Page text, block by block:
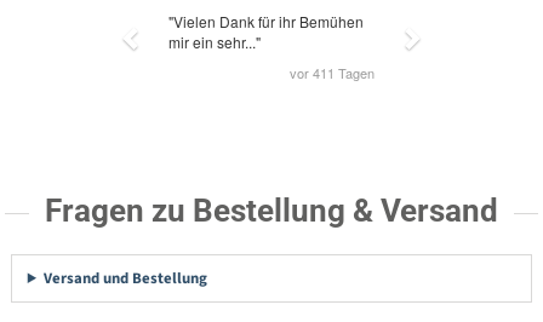
Fragen zu Bestellung & Versand
Versand und Bestellung